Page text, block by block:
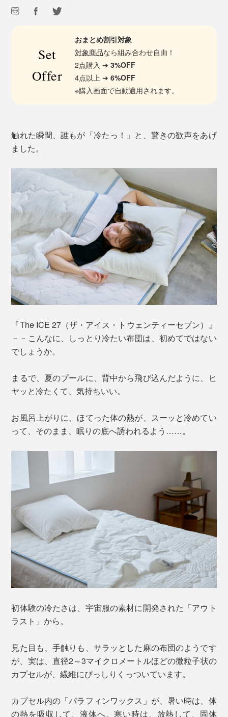
Set
Offer
おまとめ割引対象
対象商品なら組み合わせ自由！
2点購入 ➔3%OFF
4点以上 ➔6%OFF
※購入画面で自動適用されます。
触れた瞬間、誰もが「冷たっ！」と、驚きの歓声をあげ
ました。
『The ICE 27（ザ・アイス・トウェンティーセブン）』
－－こんなに、しっとり冷たい布団は、初めてではない
でしょうか。
まるで、夏のプールに、背中から飛び込んだように、ヒ
ヤッと冷たくて、気持ちいい。
お風呂上がりに、ほてった体の熱が、スーッと冷めてい
って、そのまま、眠りの底へ誘われるよう……。
初体験の冷たさは、宇宙服の素材に開発された「アウト
ラスト」から。
見た目も、手触りも、サラッとした麻の布団のようです
が、実は、直径2～3マイクロメートルほどの微粒子状の
カプセルが、繊維にびっしりくっついています。
カプセル内の「パラフィンワックス」が、暑い時は、体
の熱を吸収して、液体へ。寒い時は、放熱して、固体